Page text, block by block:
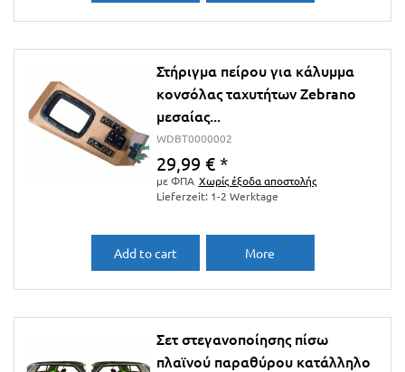
Στήριγμα πείρου για κάλυμμα
κονσόλας ταχυτήτων Zebrano
μεσαίας...
WDBT0000002
29,99 € *
με ΦΠΑ Χωρίς έξοδα αποστολής
Lieferzeit: 1-2 Werktage
Add to cart More
Σετ στεγανοποίησης πίσω
πλαϊνού παραθύρου κατάλληλο